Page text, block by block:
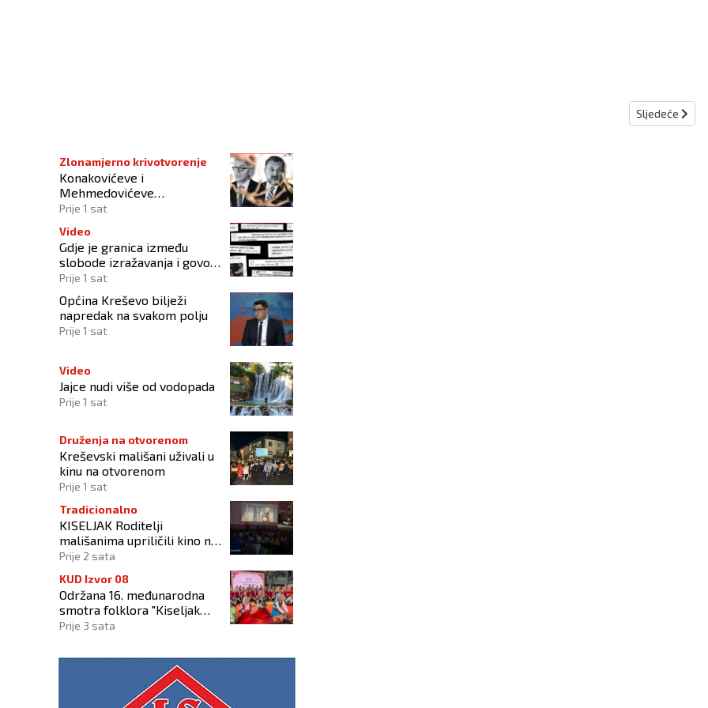
Kiseljak Sljedeći
Sljedeće
Zlonamjerno krivotvorenje
Konakovićeve i
Mehmedovićeve
manipulacije ne osporavaju
Prije 1 sat
Video
Gdje je granica između
slobode izražavanja i govora
mržnje?
Prije 1 sat
Općina Kreševo bilježi
napredak na svakom polju
Prije 1 sat
Video
Jajce nudi više od vodopada
Prije 1 sat
Druženja na otvorenom
Kreševski mališani uživali u
kinu na otvorenom
Prije 1 sat
Tradicionalno
KISELJAK Roditelji
mališanima upriličili kino na
otvorenom
Prije 2 sata
KUD Izvor 08
Održana 16. međunarodna
smotra folklora "Kiseljak
2026"
Prije 3 sata